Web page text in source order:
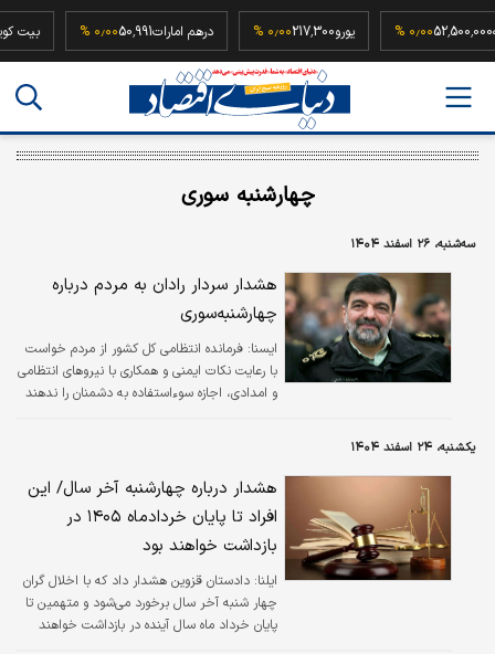
سکه52,500,000 یورو217,300 درهم امارات50,991
چهارشنبه سوری
سه‌شنبه، ۲۶ اسفند ۱۴۰۴
هشدار سردار رادان به مردم درباره
چهارشنبه‌سوری
ایسنا: فرمانده انتظامی کل کشور از مردم خواست
با رعایت نکات ایمنی و همکاری با نیروهای انتظامی
و امدادی، اجازه سوءاستفاده به دشمنان را ندهند
یکشنبه، ۲۴ اسفند ۱۴۰۴
هشدار درباره چهارشنبه آخر سال/ این
افراد تا پایان خردادماه ۱۴۰۵ در
بازداشت خواهند بود
ایلنا: دادستان قزوین هشدار داد که با اخلال گران
چهار شنبه آخر سال برخورد می‌شود و متهمین تا
پایان خرداد ماه سال آینده در بازداشت خواهند